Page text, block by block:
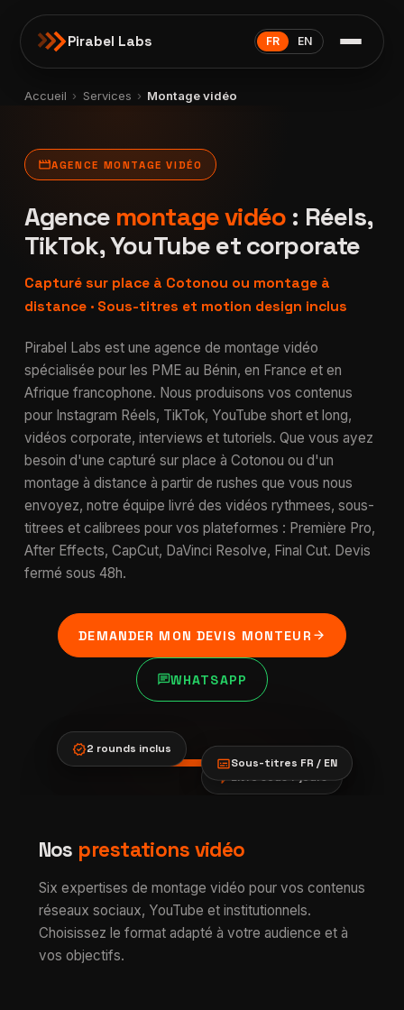
Pirabel Labs FR EN
Accueil › Services › Montage vidéo
movieAGENCE MONTAGE VIDÉO
Agence montage vidéo : Réels,
TikTok, YouTube et corporate
Capturé sur place à Cotonou ou montage à
distance · Sous-titres et motion design inclus
Pirabel Labs est une agence de montage vidéo
spécialisée pour les PME au Bénin, en France et en
Afrique francophone. Nous produisons vos contenus
pour Instagram Réels, TikTok, YouTube short et long,
vidéos corporate, interviews et tutoriels. Que vous ayez
besoin d'une capturé sur place à Cotonou ou d'un
montage à distance à partir de rushes que vous nous
envoyez, notre équipe livré des vidéos rythmees, sous-
titrees et calibrees pour vos plateformes : Première Pro,
After Effects, CapCut, DaVinci Resolve, Final Cut. Devis
fermé sous 48h.
DEMANDER MON DEVIS MONTEUR arrow_forward
chatWHATSAPP
groupsNotre studio vidéo
boltLivré sous 7 jours
verified2 rounds inclus
subtitlesSous-titres FR / EN
Nos prestations vidéo
Six expertises de montage vidéo pour vos contenus
réseaux sociaux, YouTube et institutionnels.
Choisissez le format adapté à votre audience et à
vos objectifs.